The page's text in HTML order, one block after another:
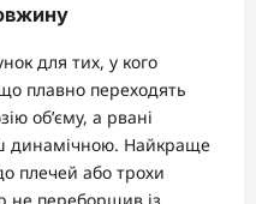
для тих, у кого
плавно переходять
об’єму, а рвані
динамічною. Найкраще
плечей або трохи